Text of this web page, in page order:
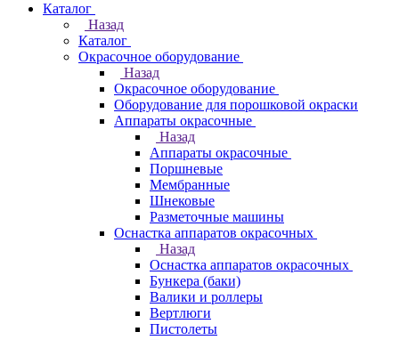
Каталог
Назад
Каталог
Окрасочное оборудование
Назад
Окрасочное оборудование
Оборудование для порошковой окраски
Аппараты окрасочные
Назад
Аппараты окрасочные
Поршневые
Мембранные
Шнековые
Разметочные машины
Оснастка аппаратов окрасочных
Назад
Оснастка аппаратов окрасочных
Бункера (баки)
Валики и роллеры
Вертлюги
Пистолеты